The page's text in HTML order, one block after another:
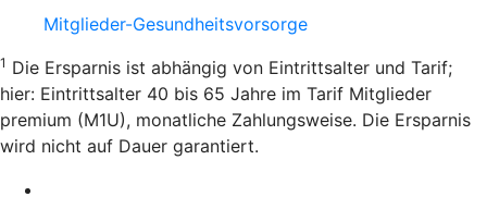
Mitglieder-Gesundheitsvorsorge
1 Die Ersparnis ist abhängig von Eintrittsalter und Tarif;
hier: Eintrittsalter 40 bis 65 Jahre im Tarif Mitglieder
premium (M1U), monatliche Zahlungsweise. Die Ersparnis
wird nicht auf Dauer garantiert.